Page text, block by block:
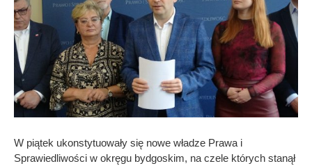
W piątek ukonstytuowały się nowe władze Prawa i
Sprawiedliwości w okręgu bydgoskim, na czele których stanął